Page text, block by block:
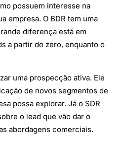
possuem interesse na
empresa. O BDR tem uma
diferença está em
a partir do zero, enquanto o
uma prospecção ativa. Ele
de novos segmentos de
possa explorar. Já o SDR
o lead que vão dar o
abordagens comerciais.